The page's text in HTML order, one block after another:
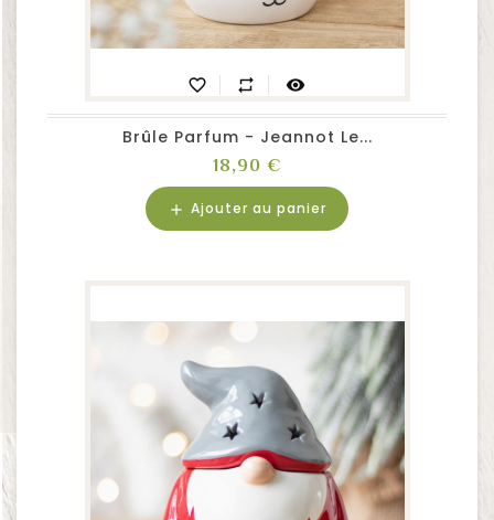
favorite_border repeat visibility
Brûle Parfum - Jeannot Le...
Prix
18,90 €
add Ajouter au panier